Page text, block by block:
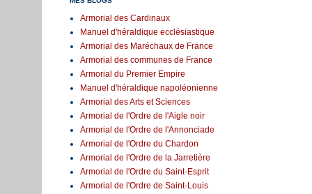
Armorial des Cardinaux
Manuel d'héraldique ecclésiastique
Armorial des Maréchaux de France
Armorial des communes de France
Armorial du Premier Empire
Manuel d'héraldique napoléonienne
Armorial des Arts et Sciences
Armorial de l'Ordre de l'Aigle noir
Armorial de l'Ordre de l'Annonciade
Armorial de l'Ordre du Chardon
Armorial de l'Ordre de la Jarretière
Armorial de l'Ordre du Saint-Esprit
Armorial de l'Ordre de Saint-Louis